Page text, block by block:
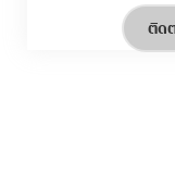
ผลิต ผลประโย
ประวัติศาสตร์ข
ติด